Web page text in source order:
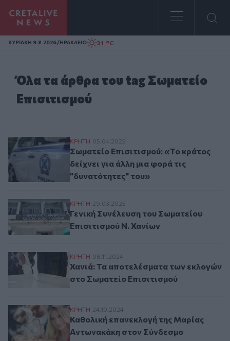
Homepage
ΚΥΡΙΑΚΗ 9.8.2026/ΗΡΑΚΛΕΙΟ 31 °C
Όλα τα άρθρα του tag Σωματείο
Επισιτισμού
Σωματείο Επισιτισμού: «Το κράτος
ΚΡΗΤΗ 05.04.2025
Σωματείο Επισιτισμού: «Το κράτος
δείχνει για άλλη μια φορά τις
"δυνατότητες" του»
Γενική Συνέλευση του Σωματείου
ΚΡΗΤΗ 29.03.2025
Γενική Συνέλευση του Σωματείου
Επισιτισμού Ν. Χανίων
Χανιά: Τα αποτελέσματα των εκλογών
ΚΡΗΤΗ 08.11.2024
Χανιά: Τα αποτελέσματα των εκλογών
στο Σωματείο Επισιτισμού
Καθολική επανεκλογή της Μαρίας
ΚΡΗΤΗ 24.10.2024
Καθολική επανεκλογή της Μαρίας
Αντωνακάκη στον Σύνδεσμο